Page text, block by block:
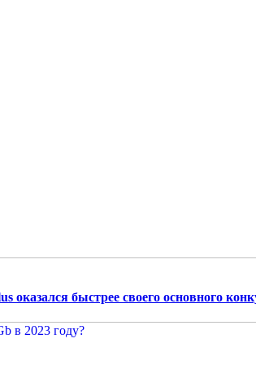
быстрее своего основного